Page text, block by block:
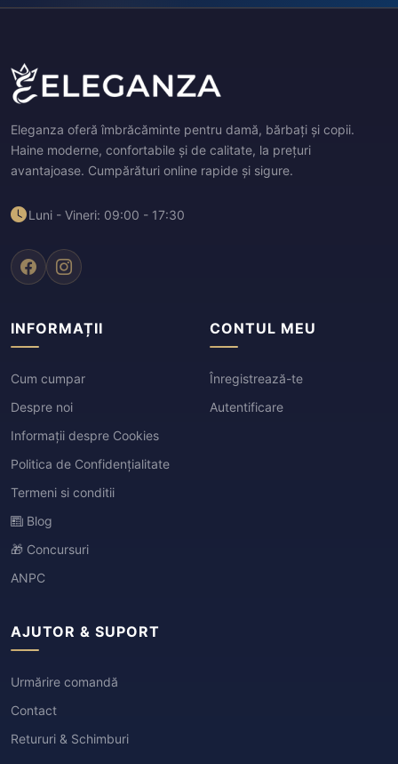
Eleganza oferă îmbrăcăminte pentru damă, bărbați și copii.
Haine moderne, confortabile și de calitate, la prețuri
avantajoase. Cumpărături online rapide și sigure.
Luni - Vineri: 09:00 - 17:30
INFORMAȚII
Cum cumpar
Despre noi
Informații despre Cookies
Politica de Confidențialitate
Termeni si conditii
Blog
🎁 Concursuri
ANPC
CONTUL MEU
Înregistrează-te
Autentificare
AJUTOR & SUPORT
Urmărire comandă
Contact
Retururi & Schimburi